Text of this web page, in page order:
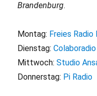
Brandenburg.
Montag: Freies
Dienstag:Colaboradio
Mittwoch:Studio
Donnerstag: Pi Radio